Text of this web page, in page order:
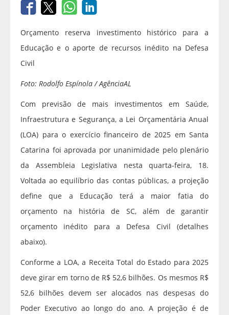
Orçamento reserva investimento histórico para a
Educação e o aporte de recursos inédito na Defesa
Civil
Foto: Rodolfo Espínola / AgênciaAL
Com previsão de mais investimentos em Saúde,
Infraestrutura e Segurança, a Lei Orçamentária Anual
(LOA) para o exercício financeiro de 2025 em Santa
Catarina foi aprovada por unanimidade pelo plenário
da Assembleia Legislativa nesta quarta-feira, 18.
Voltada ao equilíbrio das contas públicas, a projeção
define que a Educação terá a maior fatia do
orçamento na história de SC, além de garantir
orçamento inédito para a Defesa Civil (detalhes
abaixo).
Conforme a LOA, a Receita Total do Estado para 2025
deve girar em torno de R$ 52,6 bilhões. Os mesmos R$
52,6 bilhões devem ser alocados nas despesas do
Poder Executivo ao longo do ano. A projeção é de